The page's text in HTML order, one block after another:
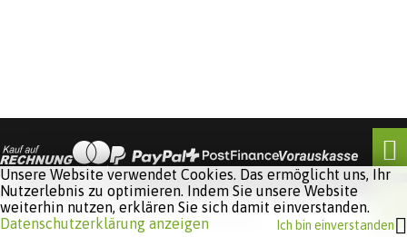
Software:
Unsere Website verwendet Cookies. Das ermöglicht uns, Ihr
Nutzerlebnis zu optimieren. Indem Sie unsere Website
weiterhin nutzen, erklären Sie sich damit einverstanden.
Datenschutzerklärung anzeigen
Ich bin einverstanden